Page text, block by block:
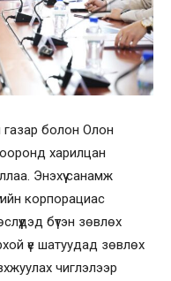
болон Олон
харилцан
Энэхүү санамж
корпорациас
бүтэн зөвлөх
үе шатуудад зөвлөх
чиглэлээр